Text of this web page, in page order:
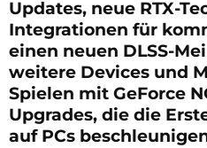
Updates, neue RTX-
Integrationen für
einen neuen DLSS-
weitere Devices und
Spielen mit GeForce
Upgrades, die die
auf PCs